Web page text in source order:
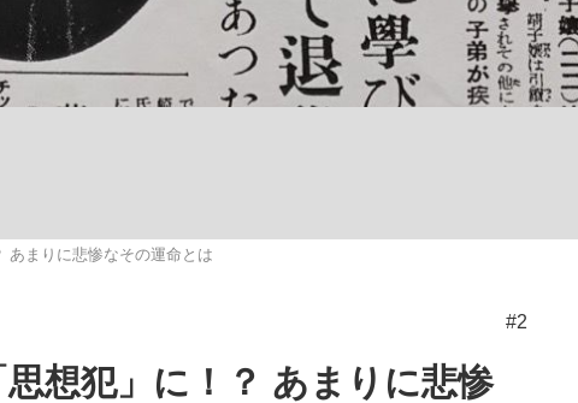
あまりに悲惨なその運命とは
#2
想犯」に！？ あまりに悲惨